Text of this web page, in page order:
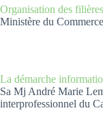
Organisation des
Ministère du Commerce
La démarche
Sa Mj André Marie
interprofessionnel du